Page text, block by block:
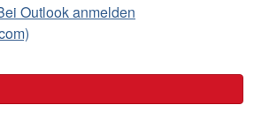
Outlook anmelden